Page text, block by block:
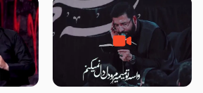
مصداق کربلا – حاج حسین سیب
سرخی
شور ،